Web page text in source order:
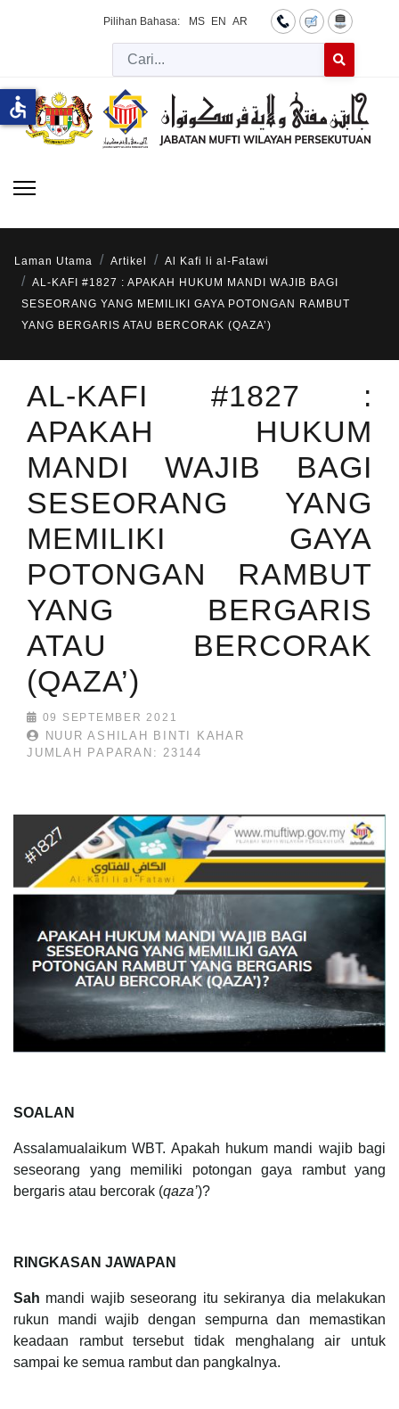
Pilihan Bahasa: MS EN AR
Cari
Laman Utama Artikel
Al Kafi li al-Fatawi
AL-KAFI #1827 : APAKAH HUKUM MANDI WAJIB BAGI
SESEORANG YANG MEMILIKI GAYA POTONGAN RAMBUT
YANG BERGARIS ATAU BERCORAK (QAZA’)
AL-KAFI #1827 :
APAKAH HUKUM
MANDI WAJIB BAGI
SESEORANG YANG
MEMILIKI GAYA
POTONGAN RAMBUT
YANG BERGARIS
ATAU BERCORAK
(QAZA’)
09 SEPTEMBER 2021
NUUR ASHILAH BINTI KAHAR
JUMLAH PAPARAN: 23144
SOALAN
Assalamualaikum WBT. Apakah hukum mandi wajib bagi
seseorang yang memiliki potongan gaya rambut yang
bergaris atau bercorak (qaza’)?
RINGKASAN JAWAPAN
Sah mandi wajib seseorang itu sekiranya dia melakukan
rukun mandi wajib dengan sempurna dan memastikan
keadaan rambut tersebut tidak menghalang air untuk
sampai ke semua rambut dan pangkalnya.
accessible